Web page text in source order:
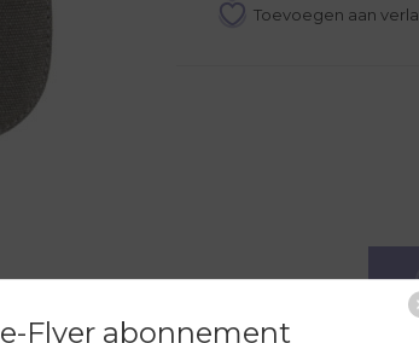
e-Flyer abonnement